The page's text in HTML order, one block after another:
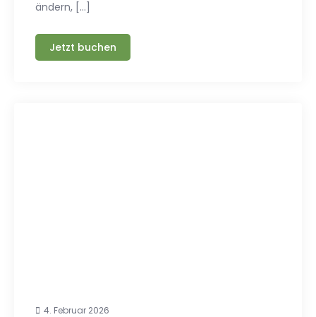
ändern, […]
Jetzt buchen
4. Februar 2026